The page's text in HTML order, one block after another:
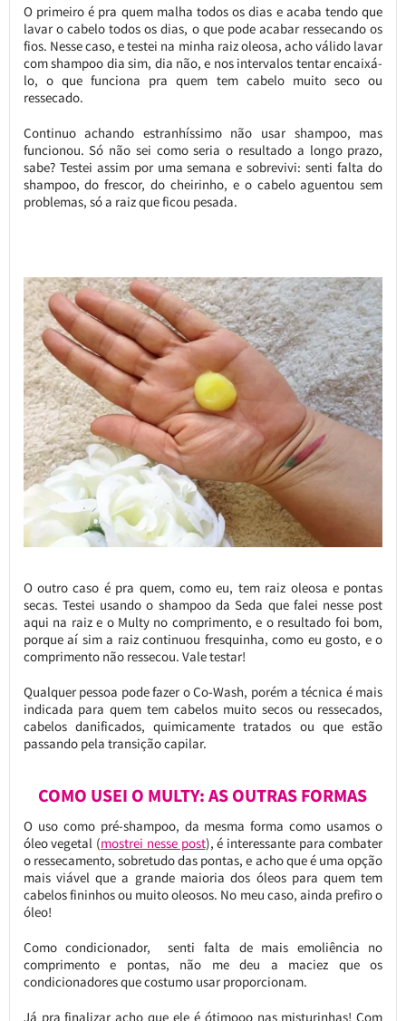
O primeiro é pra quem malha todos os dias e acaba tendo que
lavar o cabelo todos os dias, o que pode acabar ressecando os
fios. Nesse caso, e testei na minha raiz oleosa, acho válido lavar
com shampoo dia sim, dia não, e nos intervalos tentar encaixá-
lo, o que funciona pra quem tem cabelo muito seco ou
ressecado.
Continuo achando estranhíssimo não usar shampoo, mas
funcionou. Só não sei como seria o resultado a longo prazo,
sabe? Testei assim por uma semana e sobrevivi: senti falta do
shampoo, do frescor, do cheirinho, e o cabelo aguentou sem
problemas, só a raiz que ficou pesada.
O outro caso é pra quem, como eu, tem raiz oleosa e pontas
secas. Testei usando o shampoo da Seda que falei nesse post
aqui na raiz e o Multy no comprimento, e o resultado foi bom,
porque aí sim a raiz continuou fresquinha, como eu gosto, e o
comprimento não ressecou. Vale testar!
Qualquer pessoa pode fazer o Co-Wash, porém a técnica é mais
indicada para quem tem cabelos muito secos ou ressecados,
cabelos danificados, quimicamente tratados ou que estão
passando pela transição capilar.
COMO USEI O MULTY: AS OUTRAS FORMAS
O uso como pré-shampoo, da mesma forma como usamos o
óleo vegetal (mostrei nesse post), é interessante para combater
o ressecamento, sobretudo das pontas, e acho que é uma opção
mais viável que a grande maioria dos óleos para quem tem
cabelos fininhos ou muito oleosos. No meu caso, ainda prefiro o
óleo!
Como condicionador, senti falta de mais emoliência no
comprimento e pontas, não me deu a maciez que os
condicionadores que costumo usar proporcionam.
Já pra finalizar acho que ele é ótimooo nas misturinhas! Com